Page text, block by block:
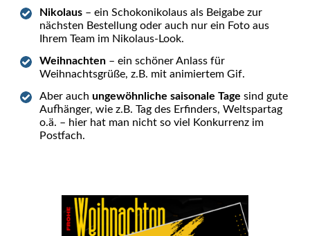
Nikolaus – ein Schokonikolaus als Beigabe zur
nächsten Bestellung oder auch nur ein Foto aus
Ihrem Team im Nikolaus-Look.
Weihnachten – ein schöner Anlass für
Weihnachtsgrüße, z.B. mit animiertem Gif.
Aber auch ungewöhnliche saisonale Tage sind gute
Aufhänger, wie z.B. Tag des Erfinders, Weltspartag
o.ä. – hier hat man nicht so viel Konkurrenz im
Postfach.